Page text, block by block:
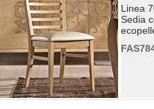
Linea
Sedia